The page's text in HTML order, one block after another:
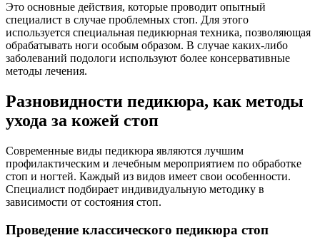
Это основные действия, которые проводит опытный
специалист в случае проблемных стоп. Для этого
используется специальная педикюрная техника, позволяющая
обрабатывать ноги особым образом. В случае каких-либо
заболеваний подологи используют более консервативные
методы лечения.
Разновидности педикюра, как методы
ухода за кожей стоп
Современные виды педикюра являются лучшим
профилактическим и лечебным мероприятием по обработке
стоп и ногтей. Каждый из видов имеет свои особенности.
Специалист подбирает индивидуальную методику в
зависимости от состояния стоп.
Проведение классического педикюра стоп